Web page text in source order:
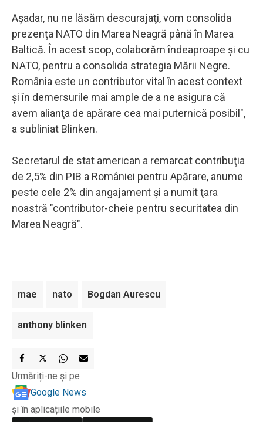
Aşadar, nu ne lăsăm descurajaţi, vom consolida
prezenţa NATO din Marea Neagră până în Marea
Baltică. În acest scop, colaborăm îndeaproape şi cu
NATO, pentru a consolida strategia Mării Negre.
România este un contributor vital în acest context
şi în demersurile mai ample de a ne asigura că
avem alianţa de apărare cea mai puternică posibil",
a subliniat Blinken.
Secretarul de stat american a remarcat contribuţia
de 2,5% din PIB a României pentru Apărare, anume
peste cele 2% din angajament şi a numit ţara
noastră "contributor-cheie pentru securitatea din
Marea Neagră".
mae nato Bogdan Aurescu
anthony blinken
Urmăriți-ne și pe
Google News
și în aplicațiile mobile